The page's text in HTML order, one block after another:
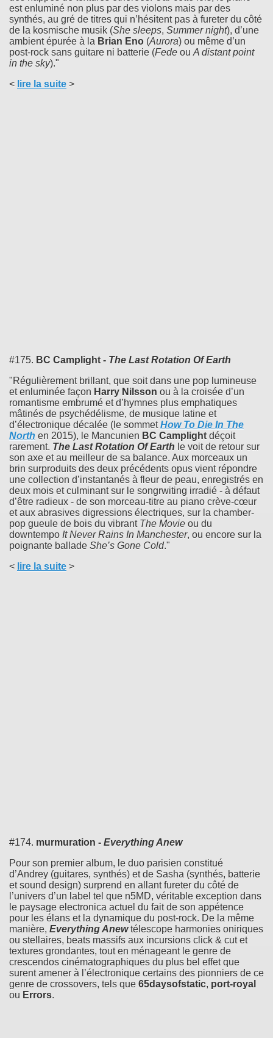
est enluminé non plus par des violons mais par des
synthés, au gré de titres qui n’hésitent pas à fureter du côté
de la kosmische musik (She sleeps, Summer night), d’une
ambient épurée à la Brian Eno (Aurora) ou même d’un
post-rock sans guitare ni batterie (Fede ou A distant point
in the sky)."
< lire la suite >
#175. BC Camplight - The Last Rotation Of Earth
"Régulièrement brillant, que soit dans une pop lumineuse
et enluminée façon Harry Nilsson ou à la croisée d’un
romantisme embrumé et d’hymnes plus emphatiques
mâtinés de psychédélisme, de musique latine et
d’électronique décalée (le sommetHow To Die In The
North en 2015), le Mancunien BC Camplight déçoit
rarement. The Last Rotation Of Earth le voit de retour sur
son axe et au meilleur de sa balance. Aux morceaux un
brin surproduits des deux précédents opus vient répondre
une collection d’instantanés à fleur de peau, enregistrés en
deux mois et culminant sur le songrwiting irradié - à défaut
d’être radieux - de son morceau-titre au piano crève-cœur
et aux abrasives digressions électriques, sur la chamber-
pop gueule de bois du vibrant The Movie ou du
downtempo It Never Rains In Manchester, ou encore sur la
poignante ballade She’s Gone Cold."
< lire la suite >
#174. murmuration - Everything Anew
Pour son premier album, le duo parisien constitué
d’Andrey (guitares, synthés) et de Sasha (synthés, batterie
et sound design) surprend en allant fureter du côté de
l’univers d’un label tel que n5MD, véritable exception dans
le paysage electronica actuel du fait de son appétence
pour les élans et la dynamique du post-rock. De la même
manière, Everything Anew télescope harmonies oniriques
ou stellaires, beats massifs aux incursions click & cut et
textures grondantes, tout en ménageant le genre de
crescendos cinématographiques du plus bel effet que
surent amener à l’électronique certains des pionniers de ce
genre de crossovers, tels que 65daysofstatic, port-royal
ou Errors.